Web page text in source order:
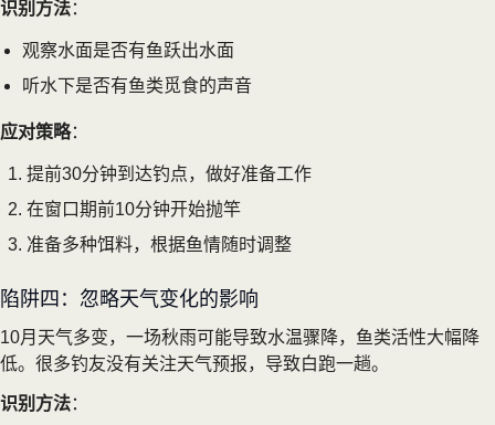
识别方法：
观察水面是否有鱼跃出水面
听水下是否有鱼类觅食的声音
应对策略：
提前30分钟到达钓点，做好准备工作
在窗口期前10分钟开始抛竿
准备多种饵料，根据鱼情随时调整
陷阱四：忽略天气变化的影响
10月天气多变，一场秋雨可能导致水温骤降，鱼类活性大幅降
低。很多钓友没有关注天气预报，导致白跑一趟。
识别方法：